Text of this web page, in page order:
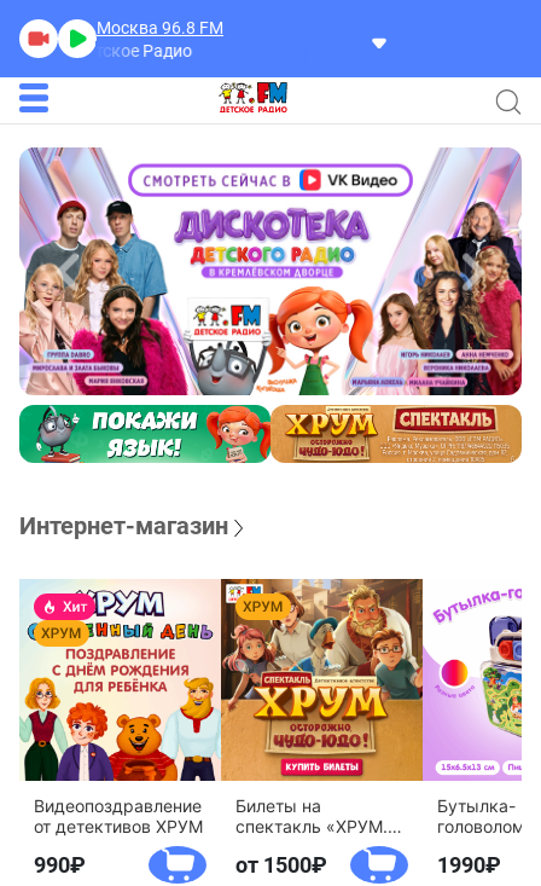
Москва 96.8 FM
Детское Радио
Интернет-магазин
Видеопоздравление
от детективов ХРУМ
990
Билеты на
спектакль «ХРУМ.
Осторожно, Чудо-
Юдо!»
от 1500
Бутылка-
агентство
1990